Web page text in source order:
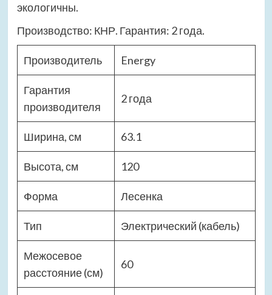
экологичны.
Производство: КНР. Гарантия: 2 года.
Производитель Energy
Гарантия
производителя
2 года
Ширина, см 63.1
Высота, см 120
Форма Лесенка
Тип Электрический (кабель)
Межосевое
расстояние (см)
60